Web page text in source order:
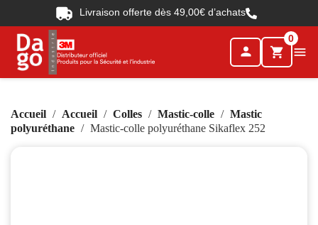
Livraison offerte dès 49,00€ d’achats
person shopping_cart
0

Accueil Accueil Colles Mastic-colle
Mastic
polyuréthane
Mastic-colle polyuréthane Sikaflex 252